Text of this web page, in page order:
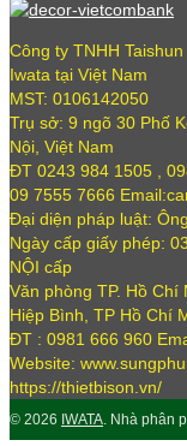
Công ty TNHH
Iwata tại Việt Nam
MST: 0106142050
Trụ sở: 9 ngõ 30 Phố
Nội, Việt Nam
ĐT 0243 984 1505 ,
09 7555 7666
Đại diện pháp luật:
Ngày cấp giấy phép:
NỘI cấp
Văn phòng TP. Hồ
Hiệp Bình, TP Hồ Chí
ĐT : 0981 666 960
Website:
https://thietbison.vn/
© 2026 IWATA. Nhà phân